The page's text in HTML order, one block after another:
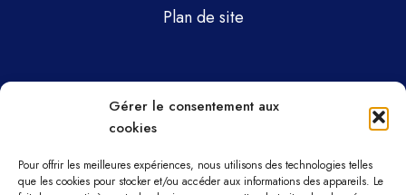
Gérer le consentement aux
cookies
Pour offrir les meilleures expériences, nous utilisons des technologies telles
que les cookies pour stocker et/ou accéder aux informations des appareils. Le
Plan de site
Gsti Mécanique
Gsti Assainissement